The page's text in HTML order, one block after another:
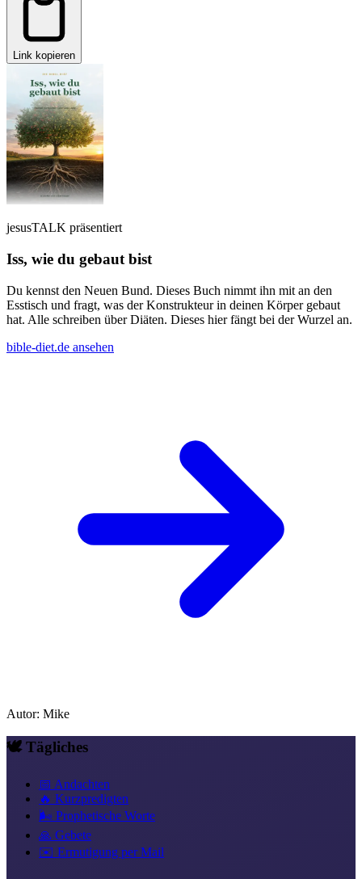
Link kopieren
jesusTALK präsentiert
Iss, wie du gebaut bist
Du kennst den Neuen Bund. Dieses Buch nimmt ihn mit an den
Esstisch und fragt, was der Konstrukteur in deinen Körper gebaut
hat. Alle schreiben über Diäten. Dieses hier fängt bei der Wurzel an.
bible-diet.de ansehen
Autor: Mike
🕊️ Tägliches
📅 Andachten
🔥 Kurzpredigten
🌬️ Prophetische Worte
🙏 Gebete
✉️ Ermutigung per Mail